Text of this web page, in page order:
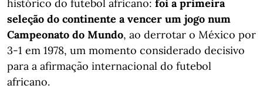
histórico do futebol africano: foi a primeira
seleção do continente a vencer um jogo num
Campeonato do Mundo, ao derrotar o México por
3-1 em 1978, um momento considerado decisivo
para a afirmação internacional do futebol
africano.